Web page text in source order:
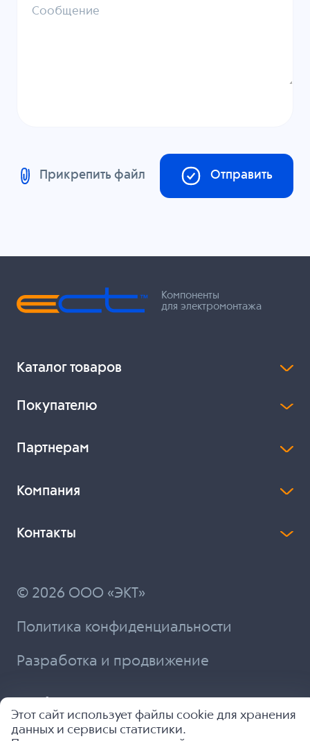
Сообщение
Прикрепить файл Отправить
Компоненты
для электромонтажа
Каталог товаров
Покупателю
Партнерам
Компания
Контакты
© 2026 ООО «ЭКТ»
Политика конфиденциальности
Разработка и продвижение
Этот сайт использует файлы cookie для хранения
данных и сервисы статистики.